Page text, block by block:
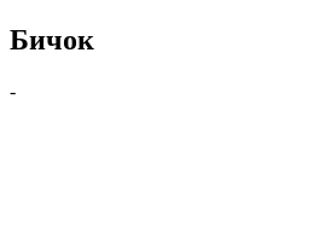
Бичок
-